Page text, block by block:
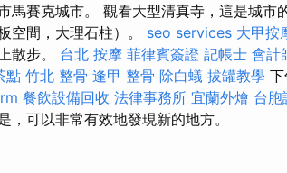
馬賽克城市。 觀看大型清真寺，這是城市
空間，大理石柱）。 seo services 大甲按
散步。 台北 按摩 菲律賓簽證 記帳士 會計
點 竹北 整骨 逢甲 整骨 除白蟻 拔罐教學 下
餐飲設備回收 法律事務所 宜蘭外燴 台胞
，可以非常有效地發現新的地方。